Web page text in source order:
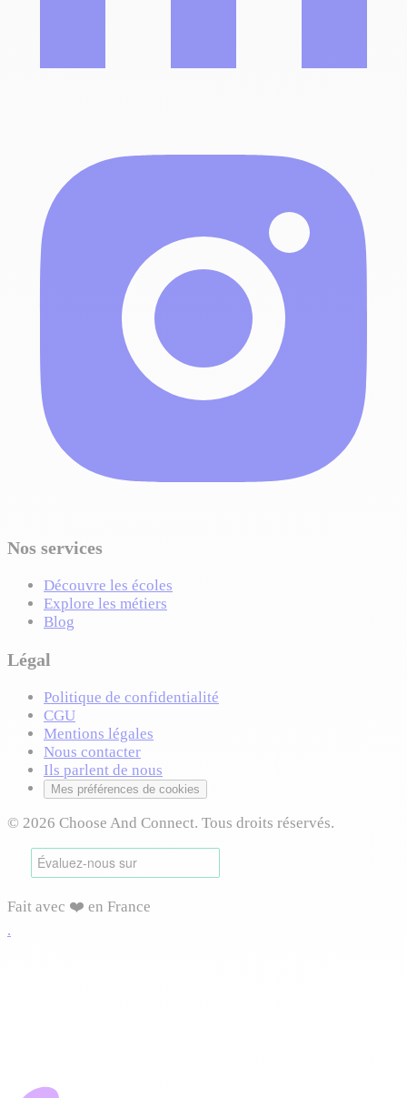
Nos services
Découvre les écoles
Explore les métiers
Blog
Légal
Politique de confidentialité
CGU
Mentions légales
Nous contacter
Ils parlent de nous
Mes préférences de cookies
© 2026 Choose And Connect. Tous droits réservés.
Fait avec ❤️ en France
.
Vous pourrez reprendre votre navigation après connexion.